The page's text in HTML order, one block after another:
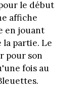
le début
affiche
en jouant
la partie. Le
pour son
fois au